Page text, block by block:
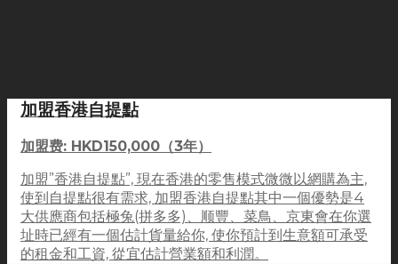
加盟香港自提點
加盟费: HKD150,000（3年）
加盟”香港自提點”, 現在香港的零售模式微微以網購為主,
使到自提點很有需求, 加盟香港自提點其中一個優勢是4
大供應商包括極兔(拼多多)、顺豐、菜鳥、京東會在你選
址時已經有一個估計貨量給你, 使你預計到生意額可承受
的租金和工資, 從宜估計營業額和利潤。